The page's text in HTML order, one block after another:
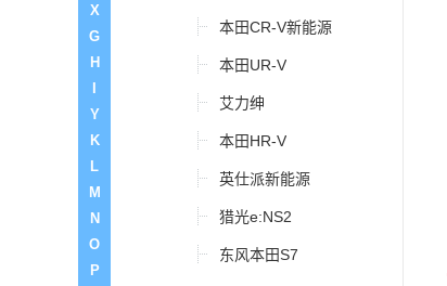
X
G
H
Y
K
L
M
N
O
P
本田CR-V新能源
本田UR-V
艾力绅
本田HR-V
英仕派新能源
猎光e:NS2
东风本田S7